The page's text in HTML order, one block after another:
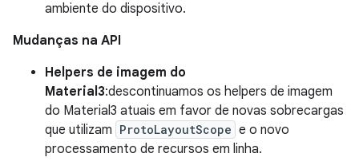
ambiente do dispositivo.
Mudanças na API
Helpers de imagem do
Material3:descontinuamos os helpers de imagem
do Material3 atuais em favor de novas sobrecargas
que utilizam ProtoLayoutScope e o novo
processamento de recursos em linha.